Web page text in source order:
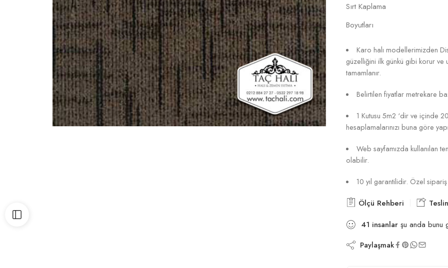
Sırt Kaplama
Boyutları
Karo halı modellerimizden
güzelliğini ilk günkü gibi korur
tamamlanır.
Belirtilen fiyatlar metrekare
1 Kutusu 5m2 ‘dir ve içinde
hesaplamalarınızı buna göre
Web sayfamızda kullanılan
olabilir.
10 yıl garantilidir. Özel
Ölçü Rehberi
41 insanlar şu anda bunu
Paylaşmak